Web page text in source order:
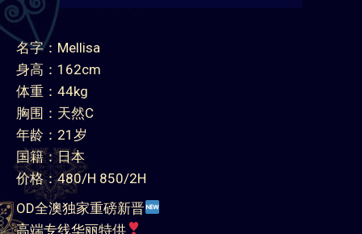
高端专线华丽特供
超绝气质 高知名媛白月光Mellisa
100%保真日本名牌大学医药学在读，英文十分标准流
利，沟通零障碍，已开始作为医药师工作实习，接受一
切学术交流
神态和气场都透露出智慧光芒，教养良好声线温柔侃侃
而谈，穿搭大方得体不失性感线条。
100%全真本人实拍，人美图瞎不上相
光，看脸星人爱啦
淡妆好肤质，明亮有神大大杏
眼，眸光清澈而娇媚，高挺鼻梁立体侧颜，眉眼温柔笑